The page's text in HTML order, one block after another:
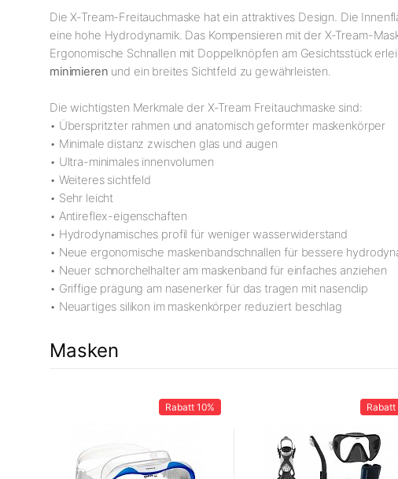
Die X-Tream-Freitauchmaske hat ein attraktives Design. Die
eine hohe Hydrodynamik. Das Kompensieren mit der X-Tream-
Ergonomische Schnallen mit Doppelknöpfen am Gesichtsstück
minimieren und ein breites Sichtfeld zu gewährleisten.
Die wichtigsten Merkmale der X-Tream Freitauchmaske sind:
• Überspritzter rahmen und anatomisch geformter maskenkörper
• Minimale distanz zwischen glas und augen
• Ultra-minimales innenvolumen
• Weiteres sichtfeld
• Sehr leicht
• Antireflex-eigenschaften
• Hydrodynamisches profil für weniger wasserwiderstand
• Neue ergonomische maskenbandschnallen für bessere
• Neuer schnorchelhalter am maskenband für einfaches anziehen
• Griffige prägung am nasenerker für das tragen mit nasenclip
• Neuartiges silikon im maskenkörper reduziert beschlag
Masken
Rabatt 10% Rabatt